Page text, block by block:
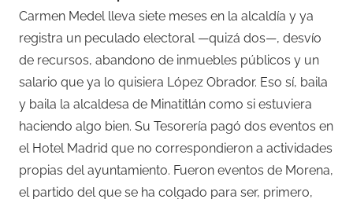
Carmen Medel lleva siete meses en la alcaldía y ya
registra un peculado electoral —quizá dos—, desvío
de recursos, abandono de inmuebles públicos y un
salario que ya lo quisiera López Obrador. Eso sí, baila
y baila la alcaldesa de Minatitlán como si estuviera
haciendo algo bien. Su Tesorería pagó dos eventos en
el Hotel Madrid que no correspondieron a actividades
propias del ayuntamiento. Fueron eventos de Morena,
el partido del que se ha colgado para ser, primero,